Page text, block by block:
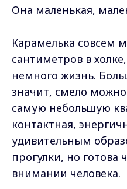
Она маленькая,
Карамелька совсем
сантиметров в
немного жизнь.
значит, смело
самую небольшую
контактная,
удивительным
прогулки, но готова
внимании человека.